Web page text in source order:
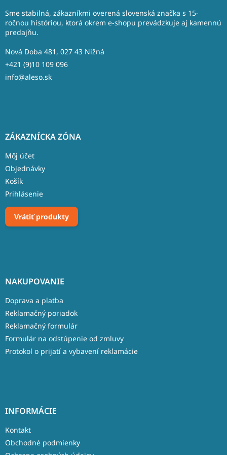
Sme stabilná, zákazníkmi overená slovenská značka s 15-
ročnou históriou, ktorá okrem e-shopu prevádzkuje aj kamennú
predajňu.
Nová Doba 481, 027 43 Nižná
+421 (9)10 109 096
info@aleso.sk
ZÁKAZNÍCKA ZÓNA
Môj účet
Objednávky
Košík
Prihlásenie
Vrátiť produkty
NAKUPOVANIE
Doprava a platba
Reklamačný poriadok
Reklamačný formulár
Formulár na odstúpenie od zmluvy
Protokol o prijatí a vybavení reklamácie
INFORMÁCIE
Kontakt
Obchodné podmienky